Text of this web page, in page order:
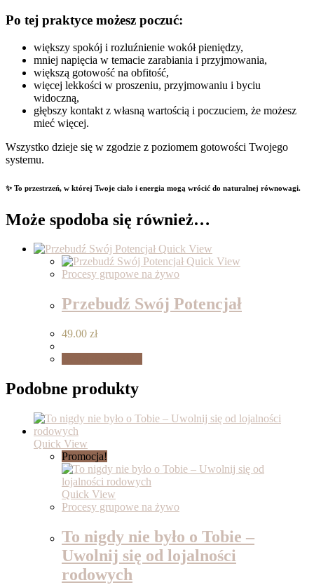
Po tej praktyce możesz poczuć:
większy spokój i rozluźnienie wokół pieniędzy,
mniej napięcia w temacie zarabiania i przyjmowania,
większą gotowość na obfitość,
więcej lekkości w proszeniu, przyjmowaniu i byciu
widoczną,
głębszy kontakt z własną wartością i poczuciem, że możesz
mieć więcej.
Wszystko dzieje się w zgodzie z poziomem gotowości Twojego
systemu.
✨ To przestrzeń, w której Twoje ciało i energia mogą wrócić do naturalnej równowagi.
Może spodoba się również…
Quick View
Quick View
Procesy grupowe na żywo
Przebudź Swój Potencjał
49.00 zł
Podobne produkty
Quick View
Promocja!
Quick View
Procesy grupowe na żywo
To nigdy nie było o Tobie –
Uwolnij się od lojalności
rodowych